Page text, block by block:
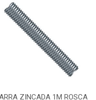
ZINCADA 1M ROSCA